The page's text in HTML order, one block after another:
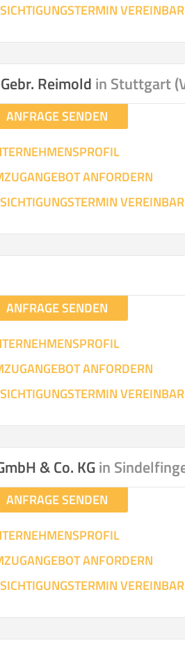
Reimold in Stuttgart
ANFRAGE SENDEN
ANFORDERN
ANFRAGE SENDEN
ANFORDERN
& Co. KGin
ANFRAGE SENDEN
ANFORDERN